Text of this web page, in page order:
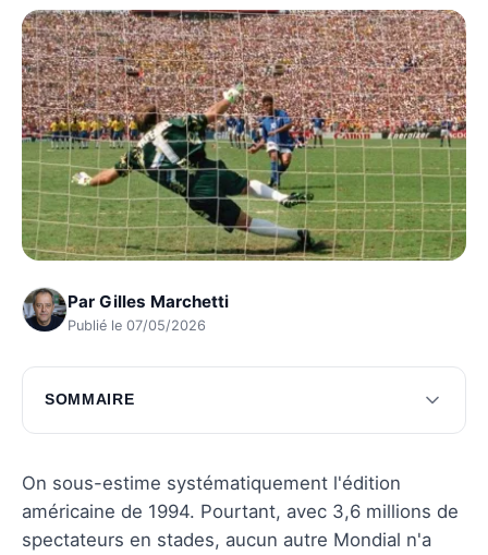
Par Gilles Marchetti
Publié le 07/05/2026
SOMMAIRE
Les icônes du tournoi de 1994
Les prouesses des équipes
Questions fréquentes
On sous-estime systématiquement l'édition
américaine de 1994. Pourtant, avec 3,6 millions de
spectateurs en stades, aucun autre Mondial n'a